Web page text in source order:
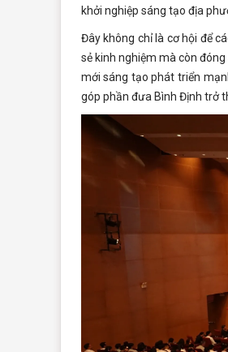
khởi nghiệp sáng tạo địa
Đây không chỉ là cơ hội để
sẻ kinh nghiệm mà còn
mới sáng tạo phát triển
góp phần đưa Bình Định trở